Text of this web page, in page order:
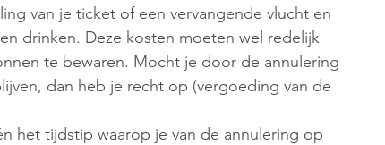
van je ticket of een vervangende vlucht en
drinken. Deze kosten moeten wel redelijk
te bewaren. Mocht je door de annulering
dan heb je recht op (vergoeding van de
het tijdstip waarop je van de annulering op